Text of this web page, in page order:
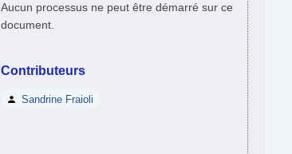
Aucun processus ne peut être démarré sur ce
document.
Contributeurs
Sandrine Fraioli